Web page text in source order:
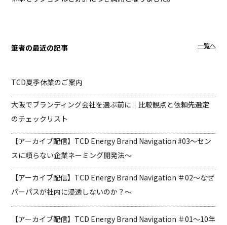
筆者の最近の記事 一覧へ
TCD夏季休業のご案内
大阪でブランディング会社を選ぶ前に｜比較観点と依頼先選定
のチェックリスト
【アーカイブ配信】TCD Energy Brand Navigation #03〜セン
スに頼らない企業ネーミング開発法〜
【アーカイブ配信】TCD Energy Brand Navigation ＃02〜なぜ
パーパスが社内に浸透しないのか？〜
【アーカイブ配信】TCD Energy Brand Navigation ＃01〜10年